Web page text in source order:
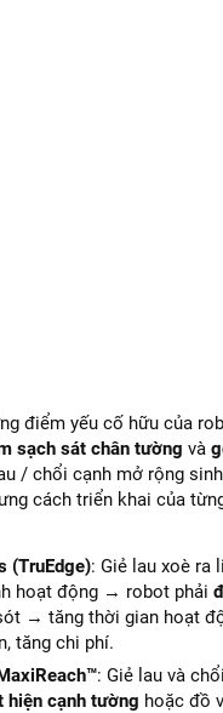
điểm yếu cố hữu của
sạch sát chân tường và
/ chổi cạnh mở rộng
cách triển khai của
(TruEdge): Giẻ lau xoè ra
hoạt động → robot phải
→ tăng thời gian hoạt
tăng chi phí.
: Giẻ lau và
hiện cạnh tường hoặc đồ